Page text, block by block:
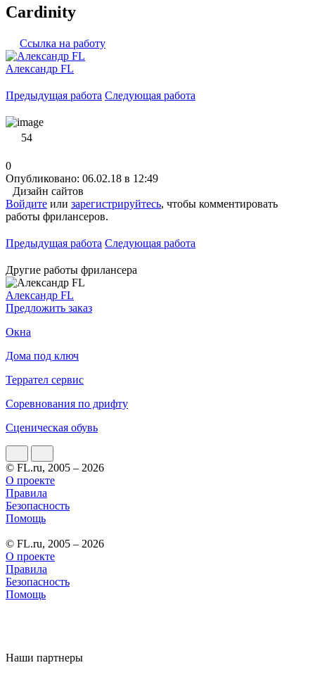
Cardinity
Ссылка на работу
Александр FL
Предыдущая работа Следующая работа
54
0
Опубликовано: 06.02.18 в 12:49
Дизайн сайтов
Войдите или зарегистрируйтесь, чтобы комментировать
работы фрилансеров.
Предыдущая работа Следующая работа
Другие работы фрилансера
Александр FL
Предложить заказ
Окна
Дома под ключ
Террател сервис
Соревнования по дрифту
Сценическая обувь
© FL.ru, 2005 – 2026
О проекте
Правила
Безопасность
Помощь
© FL.ru, 2005 – 2026
О проекте
Правила
Безопасность
Помощь
Наши партнеры